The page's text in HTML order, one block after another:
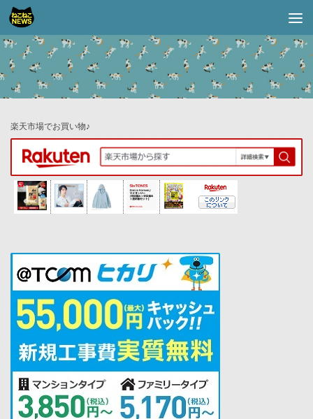
コンテンツへスキップ
楽天市場でお買い物♪